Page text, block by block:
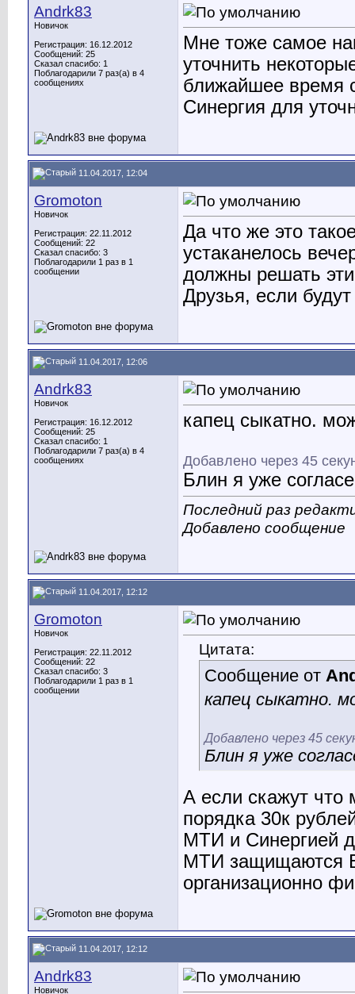
Andrk83
Новичок
Регистрация: 16.12.2012
Сообщений: 25
Сказал спасибо: 1
Поблагодарили 7 раз(а) в 4
сообщениях
Мне тоже самое
уточнить
ближайшее время
Синергия для
11.04.2017, 12:04
Gromoton
Новичок
Регистрация: 22.11.2012
Сообщений: 22
Сказал спасибо: 3
Поблагодарили 1 раз в 1
сообщении
Да что же это
устаканелось
должны решать
Друзья, если
11.04.2017, 12:06
Andrk83
Новичок
Регистрация: 16.12.2012
Сообщений: 25
Сказал спасибо: 1
Поблагодарили 7 раз(а) в 4
сообщениях
капец сыкатно.
Добавлено через 45
Блин я уже
Последний раз
Добавлено сообщение
11.04.2017, 12:12
Gromoton
Новичок
Регистрация: 22.11.2012
Сообщений: 22
Сказал спасибо: 3
Поблагодарили 1 раз в 1
сообщении
Цитата:
Сообщение от
капец сыкатно.
Добавлено через 45
Блин я уже
А если скажут
порядка 30к
МТИ и Синергией
МТИ защищаются
организационно
11.04.2017, 12:12
Andrk83
Новичок